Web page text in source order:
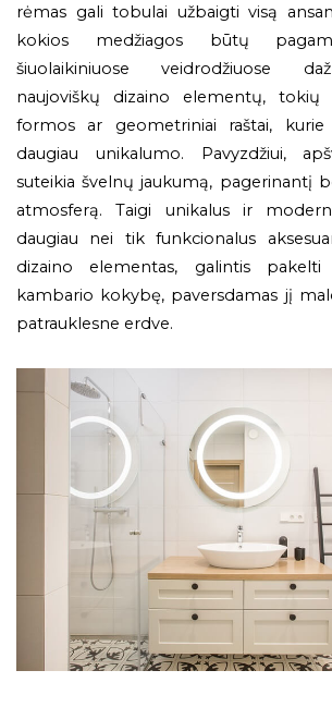
rėmas gali tobulai užbaigti visą
kokios medžiagos būtų
šiuolaikiniuose veidrodžiuose
naujoviškų dizaino elementų, tokių
formos ar geometriniai raštai,
daugiau unikalumo. Pavyzdžiui,
suteikia švelnų jaukumą, pagerinantį
atmosferą. Taigi unikalus ir
daugiau nei tik funkcionalus
dizaino elementas, galintis
kambario kokybę, paversdamas jį
patrauklesne erdve.